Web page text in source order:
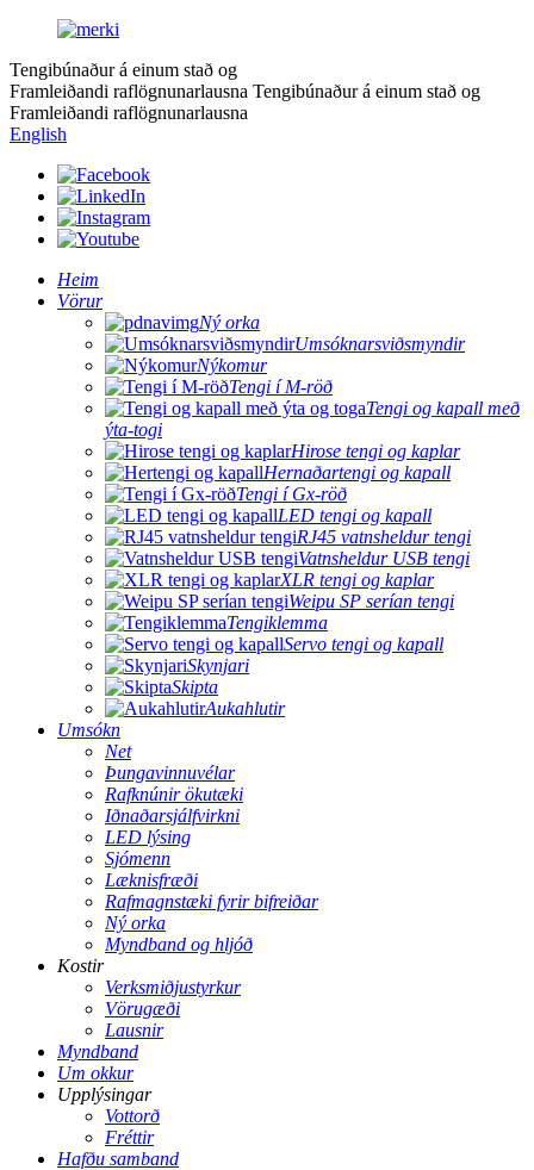
Tengibúnaður á einum stað og
Framleiðandi raflögnunarlausna Tengibúnaður á einum stað og
Framleiðandi raflögnunarlausna
English
Heim
Vörur
Ný orka
Umsóknarsviðsmyndir
Nýkomur
Tengi í M-röð
Tengi og kapall með
ýta-togi
Hirose tengi og kaplar
Hernaðartengi og kapall
Tengi í Gx-röð
LED tengi og kapall
RJ45 vatnsheldur tengi
Vatnsheldur USB tengi
XLR tengi og kaplar
Weipu SP serían tengi
Tengiklemma
Servo tengi og kapall
Skynjari
Skipta
Aukahlutir
Umsókn
Net
Þungavinnuvélar
Rafknúnir ökutæki
Iðnaðarsjálfvirkni
LED lýsing
Sjómenn
Læknisfræði
Rafmagnstæki fyrir bifreiðar
Ný orka
Myndband og hljóð
Kostir
Verksmiðjustyrkur
Vörugæði
Lausnir
Myndband
Um okkur
Upplýsingar
Vottorð
Fréttir
Hafðu samband